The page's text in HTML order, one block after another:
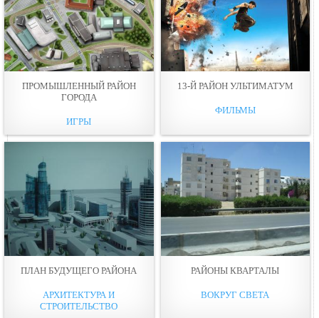
ПРОМЫШЛЕННЫЙ РАЙОН
ГОРОДА
ИГРЫ
13-Й РАЙОН УЛЬТИМАТУМ
ФИЛЬМЫ
ПЛАН БУДУЩЕГО РАЙОНА
АРХИТЕКТУРА И
СТРОИТЕЛЬСТВО
РАЙОНЫ КВАРТАЛЫ
ВОКРУГ СВЕТА